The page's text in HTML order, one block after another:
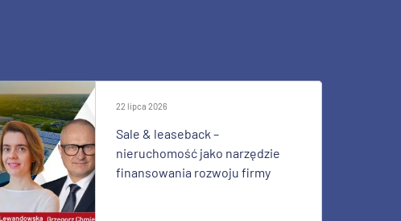
22 lipca 2026
Sale & leaseback –
nieruchomość jako narzędzie
finansowania rozwoju firmy